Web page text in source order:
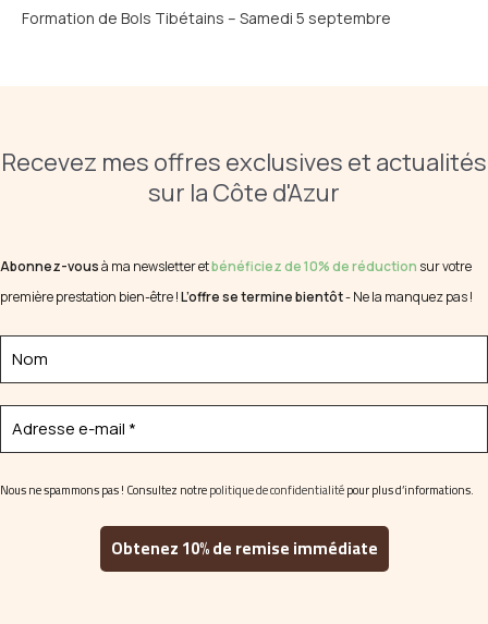
Formation de Bols Tibétains – Samedi 5 septembre
Recevez mes offres exclusives et actualités
sur la Côte d'Azur
Abonnez-vousà ma newsletter etbénéficiez de 10% de réduction sur votre
première prestation bien-être !L’offre se termine bientôt- Ne la manquez pas !
Nous ne spammons pas ! Consultez notrepolitique de confidentialitépour plus d’informations.